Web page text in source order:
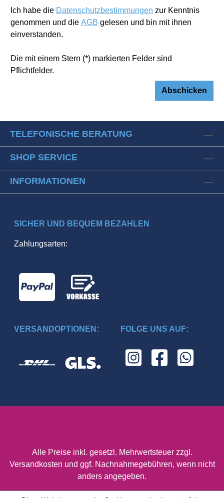
Ich habe die Datenschutzbestimmungen zur Kenntnis
genommen und die AGB gelesen und bin mit ihnen
einverstanden.
Die mit einem Stern (*) markierten Felder sind
Pflichtfelder.
Abschicken
TELEFONISCHE BERATUNG
SHOP SERVICE
INFORMATIONEN
SICHER UND BEQUEM BEZAHLEN
Zahlungsarten:
VERSANDOPTIONEN: FOLGE UNS AUF:
Alle Preise inkl. gesetzl. Mehrwertsteuer zzgl.
Versandkosten und ggf. Nachnahmegebühren, wenn nicht
anders angegeben.